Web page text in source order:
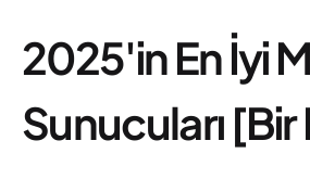
2025'in En İyi
Sunucuları [Bir